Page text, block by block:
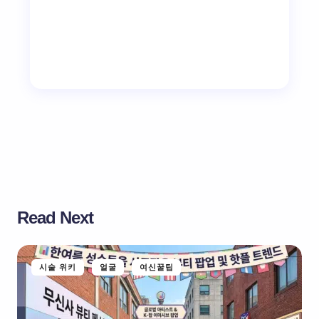
Read Next
시술 위키 얼굴 여신꿀팁